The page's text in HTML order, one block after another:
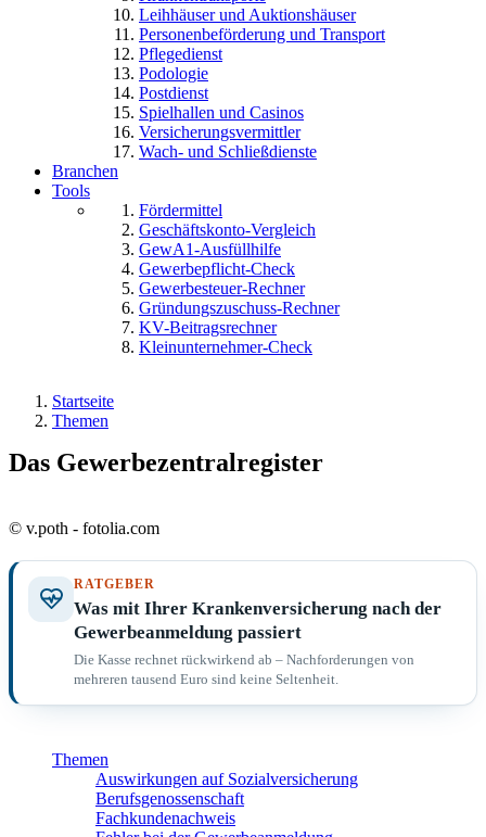
Leihhäuser und Auktionshäuser
Personenbeförderung und Transport
Pflegedienst
Podologie
Postdienst
Spielhallen und Casinos
Versicherungsvermittler
Wach- und Schließdienste
Branchen
Tools
Fördermittel
Geschäftskonto-Vergleich
GewA1-Ausfüllhilfe
Gewerbepflicht-Check
Gewerbesteuer-Rechner
Gründungszuschuss-Rechner
KV-Beitragsrechner
Kleinunternehmer-Check
Startseite
Themen
Das Gewerbezentralregister
© v.poth - fotolia.com
RATGEBER
Was mit Ihrer Krankenversicherung nach der
Gewerbeanmeldung passiert
Die Kasse rechnet rückwirkend ab – Nachforderungen von
mehreren tausend Euro sind keine Seltenheit.
Themen
Auswirkungen auf Sozialversicherung
Berufsgenossenschaft
Fachkundenachweis